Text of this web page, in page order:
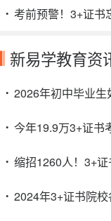
号晚上19：30开讲
• 考前预警！3+证书
接0分？
新易学教育资
• 2026年初中毕业
些入读方式？
• 今年19.9万3+证书
办，4.4万读民办，
• 缩招1260人！3+
好扩招吗？
• 2024年3+证书院